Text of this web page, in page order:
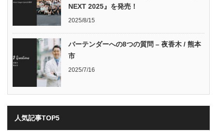
NEXT 2025』を発売！
2025/8/15
バーテンダーへの8つの質問 – 夜香木 / 熊本
市
2025/7/16
人気記事TOP5